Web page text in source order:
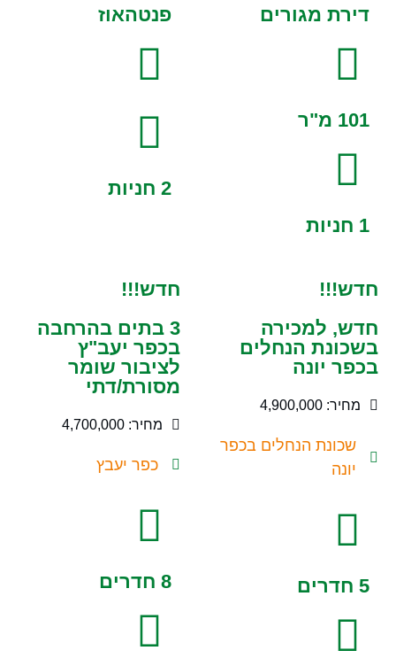
דירת מגורים
101 מ"ר
1 חניות
פנטהאוז
2 חניות
חדש!!!
חדש, למכירה
בשכונת הנחלים
בכפר יונה
מחיר: 4,900,000
שכונת הנחלים בכפר
יונה
5 חדרים
חדש!!!
3 בתים בהרחבה
בכפר יעב"ץ
לציבור שומר
מסורת/דתי
מחיר: 4,700,000
כפר יעבץ
8 חדרים